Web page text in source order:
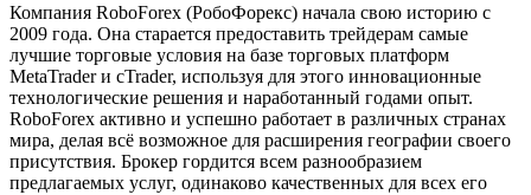
Компания RoboForex (РобоФорекс) начала свою историю с
2009 года. Она старается предоставить трейдерам самые
лучшие торговые условия на базе торговых платформ
MetaTrader и cTrader, используя для этого инновационные
технологические решения и наработанный годами опыт.
RoboForex активно и успешно работает в различных странах
мира, делая всё возможное для расширения географии своего
присутствия. Брокер гордится всем разнообразием
предлагаемых услуг, одинаково качественных для всех его